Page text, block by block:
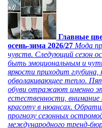
Главные
осень-зима 2026/27 Мода
чувств. Следующий сезон
быть эмоциональным и
яркости приходит
обволакивающее тепло.
обуви отражают именно
естественности,
красоту в нюансах.
прогнозу сезонных
международного тренд-